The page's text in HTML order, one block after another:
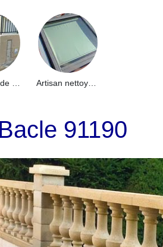
Artisan nettoyage de puits de lumière et Skydome 91
91190